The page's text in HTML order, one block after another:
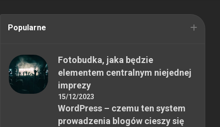
Popularne
Fotobudka, jaka będzie
elementem centralnym niejednej
imprezy
15/12/2023
WordPress – czemu ten system
prowadzenia blogów cieszy się